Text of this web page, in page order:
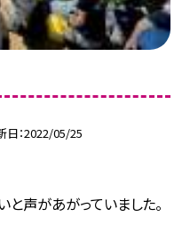
日 2022/05/25
声があがっていました。